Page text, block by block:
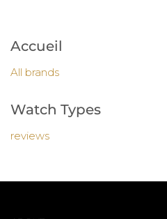
Accueil
All brands
Watch Types
reviews